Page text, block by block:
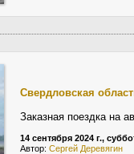
Свердловская
Заказная поездка на
14 сентября 2024 г.,
Автор: Сергей Деревягин